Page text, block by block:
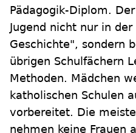
Pädagogik-Diplom.
Jugend nicht nur in
Geschichte", sondern
übrigen Schulfächern
Methoden. Mädchen
katholischen Schulen
vorbereitet. Die
nehmen keine Frauen